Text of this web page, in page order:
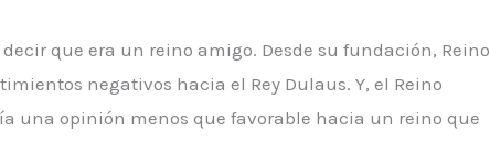
que era un reino amigo. Desde su fundación, Reino
negativos hacia el Rey Dulaus. Y, el Reino
una opinión menos que favorable hacia un reino que